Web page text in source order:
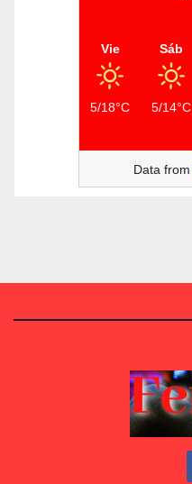
Vie
5/18°C
Sáb
5/14°C
Data from